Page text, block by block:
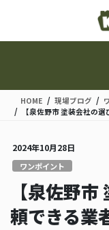
移
ン
HOME 現場ブログ
【泉佐野市 塗装会社の
2024年10月28日
ワンポイント
【泉佐野
頼できる業